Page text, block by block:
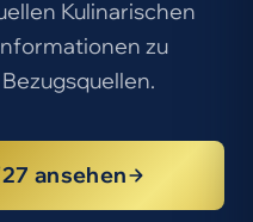
Kulinarischen
zu
ansehen